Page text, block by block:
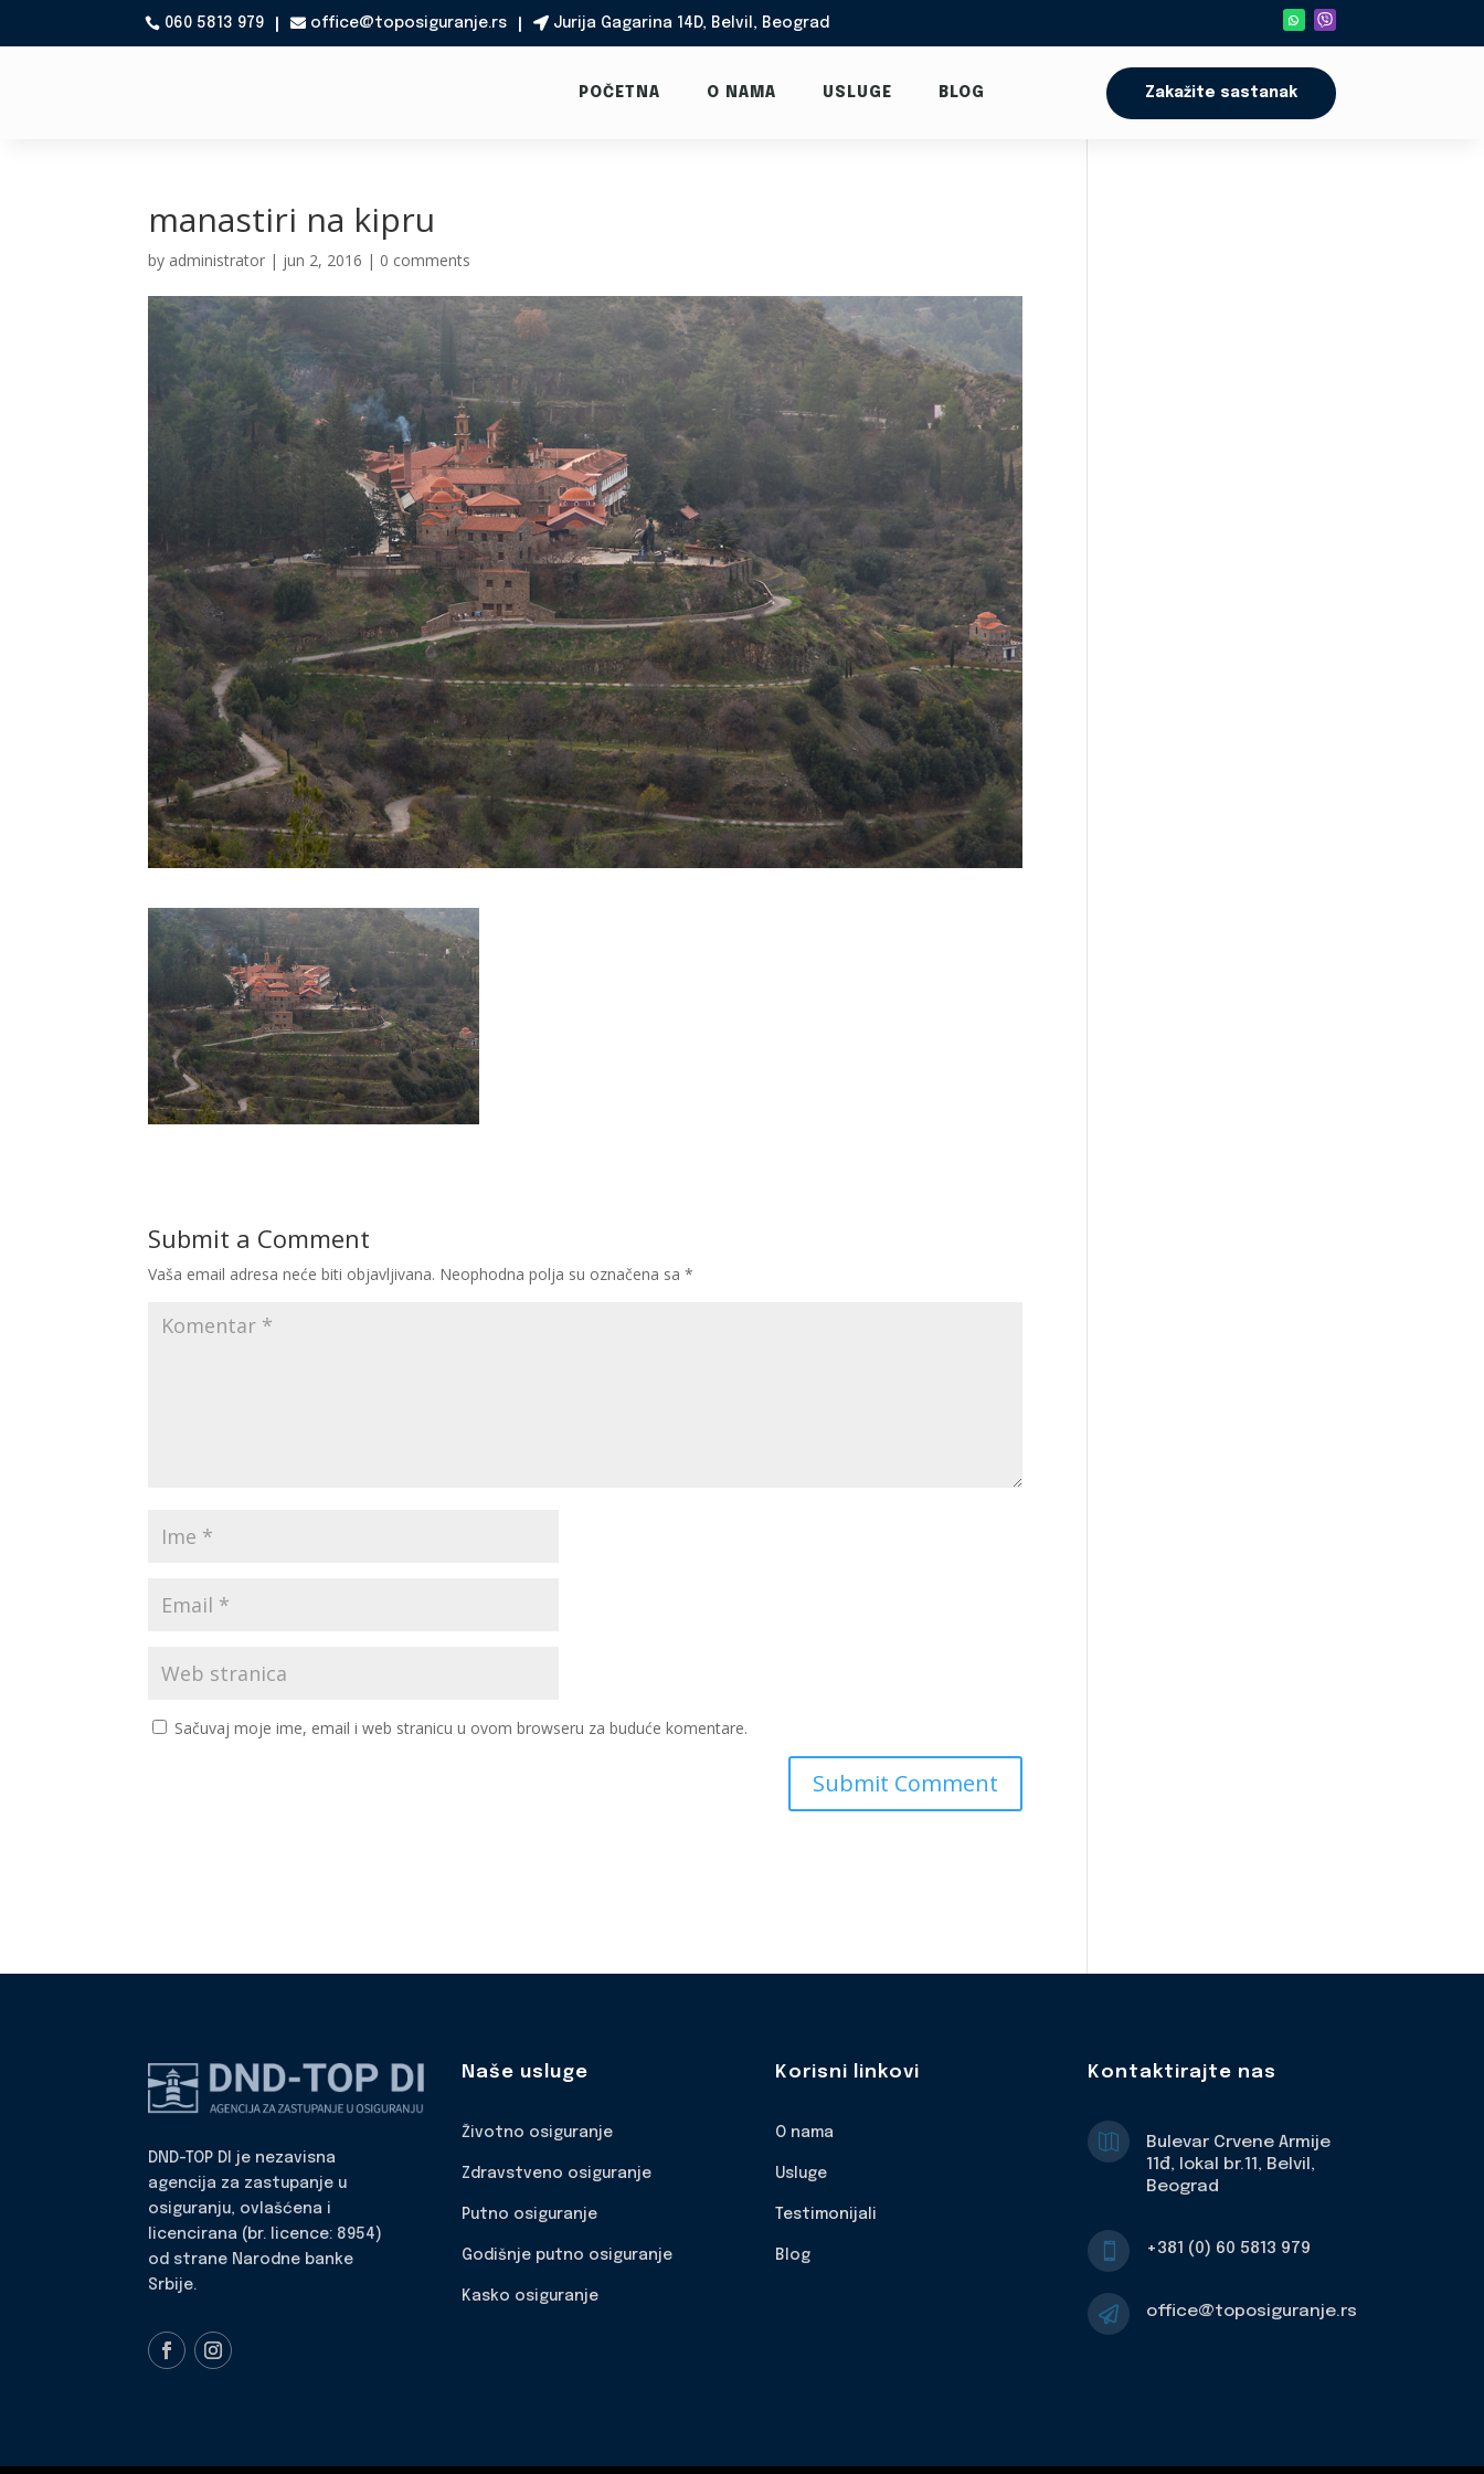
060 5813 979  office@toposiguranje.rs Jurija Gagarina 14D, Belvil, Beograd
POČETNA O NAMA USLUGE BLOG Zakažite sastanak
manastiri na kipru
by administrator | jun 2, 2016 | 0 comments
Submit a Comment
Vaša email adresa neće biti objavljivana. Neophodna polja su označena sa*
Sačuvaj moje ime, email i web stranicu u ovom browseru za buduće komentare.
DND-TOP DI je nezavisna
agencija za zastupanje u
osiguranju, ovlašćena i
licencirana (br. licence: 8954)
od strane Narodne banke
Srbije.
Naše usluge
Životno osiguranje
Zdravstveno osiguranje
Putno osiguranje
Godišnje putno osiguranje
Kasko osiguranje
Korisni linkovi
O nama
Usluge
Testimonijali
Blog
Kontaktirajte nas

Bulevar Crvene Armije
11đ, lokal br.11, Belvil,
Beograd
 +381 (0) 60 5813 979
 office@toposiguranje.rs